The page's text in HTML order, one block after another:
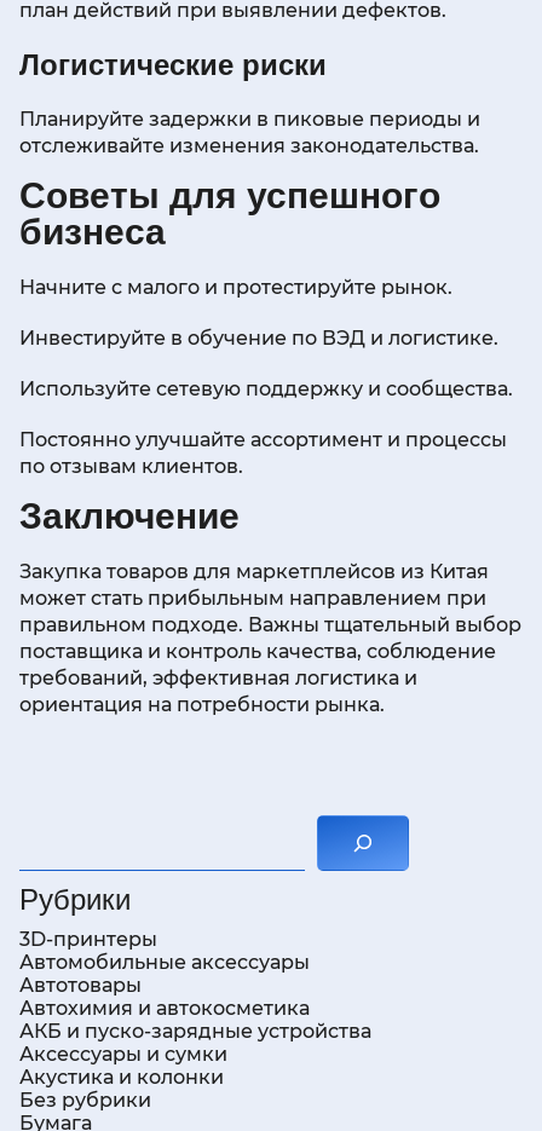
план действий при выявлении дефектов.
Логистические риски
Планируйте задержки в пиковые периоды и
отслеживайте изменения законодательства.
Советы для успешного
бизнеса
Начните с малого и протестируйте рынок.
Инвестируйте в обучение по ВЭД и логистике.
Используйте сетевую поддержку и сообщества.
Постоянно улучшайте ассортимент и процессы
по отзывам клиентов.
Заключение
Закупка товаров для маркетплейсов из Китая
может стать прибыльным направлением при
правильном подходе. Важны тщательный выбор
поставщика и контроль качества, соблюдение
требований, эффективная логистика и
ориентация на потребности рынка.
Рубрики
3D-принтеры
Автомобильные аксессуары
Автотовары
Автохимия и автокосметика
АКБ и пуско-зарядные устройства
Аксессуары и сумки
Акустика и колонки
Без рубрики
Бумага